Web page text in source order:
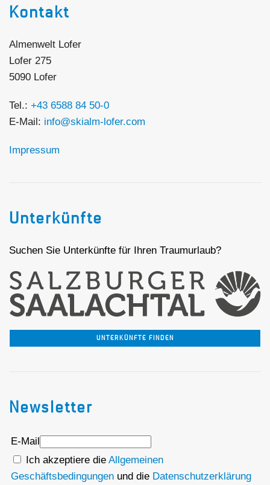
Kontakt
Almenwelt Lofer
Lofer 275
5090 Lofer
Tel.: +43 6588 84 50-0
E-Mail: info@skialm-lofer.com
Impressum
Unterkünfte
Suchen Sie Unterkünfte für Ihren Traumurlaub?
UNTERKÜNFTE FINDEN
Newsletter
E-Mail
Ich akzeptiere die Allgemeinen
Geschäftsbedingungen und die Datenschutzerklärung